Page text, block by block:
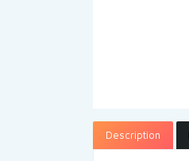
Description